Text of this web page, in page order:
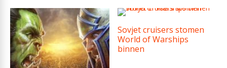
Sovjet cruisers stomen
World of Warships
binnen